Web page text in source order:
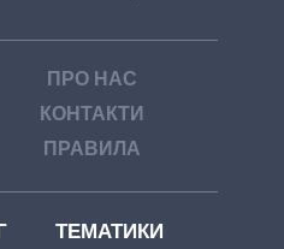
ПРО НАС
КОНТАКТИ
ПРАВИЛА
ТЕМАТИКИ